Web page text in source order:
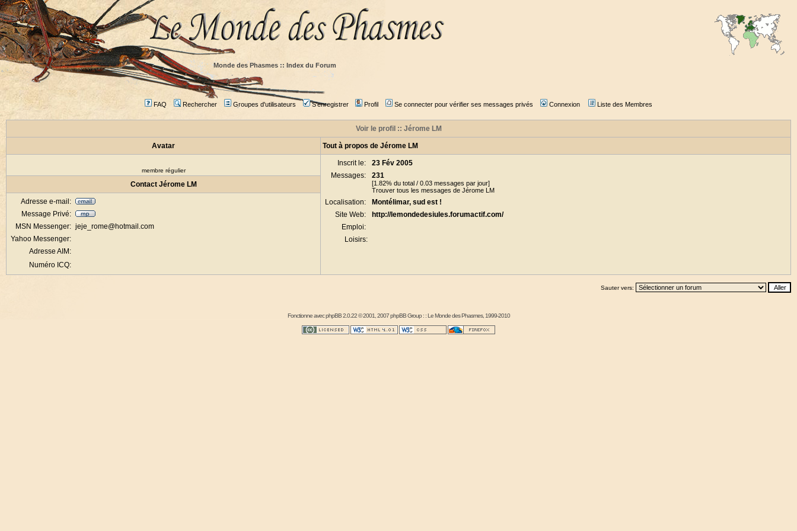
Monde des Phasmes :: Index du Forum
FAQ Rechercher Groupes d'utilisateurs S'enregistrer Profil Se connecter pour vérifier ses messages privés Connexion Liste des Membres
Voir le profil :: Jérome LM
Avatar Tout à propos de Jérome LM
membre régulier
Inscrit le:
23 Fév 2005
Messages:
231
[1.82% du total / 0.03 messages par jour]
Trouver tous les messages de Jérome LM
Localisation:
Montélimar, sud est !
Site Web:
http://lemondedesiules.forumactif.com/
Emploi:
Loisirs:
Contact Jérome LM
Adresse e-mail:
Message Privé:
MSN Messenger: jeje_rome@hotmail.com
Yahoo Messenger:
Adresse AIM:
Numéro ICQ:
Sauter vers:
Fonctionne avecphpBB2.0.22 © 2001, 2007 phpBB Group : :Le Monde des Phasmes, 1999-2010